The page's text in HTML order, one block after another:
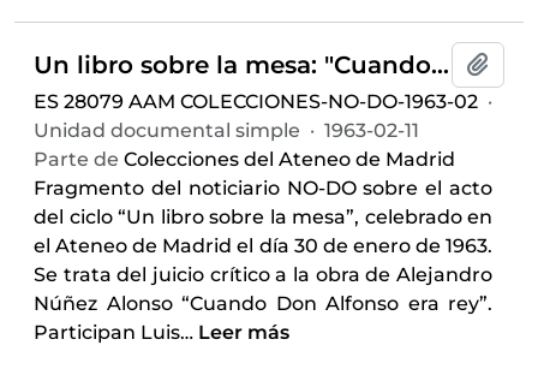
Un libro sobre la mesa: "Cuando Don Alfonso era rey", de Alejandro Núñez Alonso
ES 28079 AAM COLECCIONES-NO-DO-1963-02 ·
Unidad documental simple · 1963-02-11
Parte de Colecciones del Ateneo de Madrid
Fragmento del noticiario NO-DO sobre el acto
del ciclo “Un libro sobre la mesa”, celebrado en
el Ateneo de Madrid el día 30 de enero de 1963.
Se trata del juicio crítico a la obra de Alejandro
Núñez Alonso “Cuando Don Alfonso era rey”.
Participan Luis… Leer más